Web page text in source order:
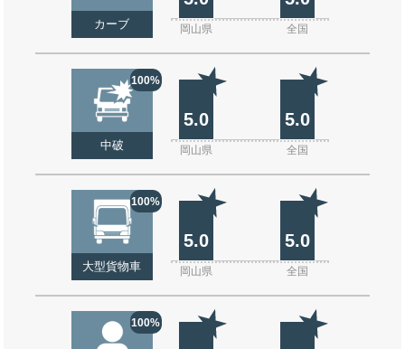
カーブ 岡山県 全国
100%
中破
5.0 5.0
岡山県 全国
100%
大型貨物車
5.0 5.0
岡山県 全国
100%